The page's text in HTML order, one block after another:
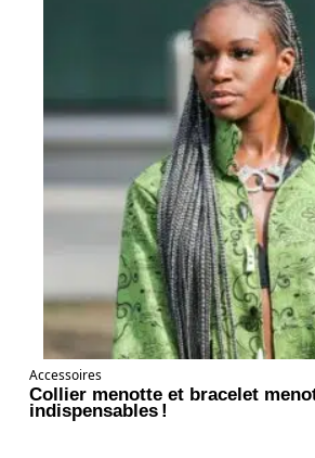
Accessoires
Collier menotte et bracelet
indispensables !